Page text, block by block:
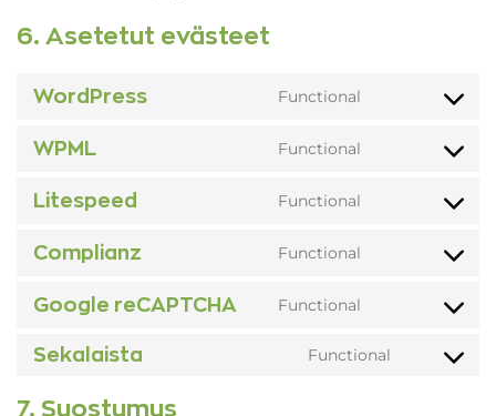
6. Asetetut evästeet
WordPress Functional
WPML Functional
Litespeed Functional
Complianz Functional
Google reCAPTCHA Functional
service
Sekalaista Functional
Consent
7. Suostumus